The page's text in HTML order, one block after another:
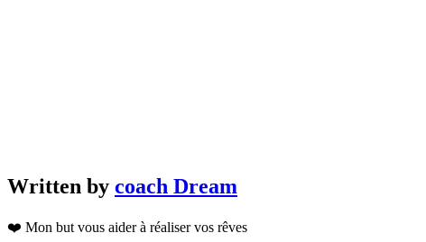
Written by coach Dream
❤️ Mon but vous aider à réaliser vos rêves